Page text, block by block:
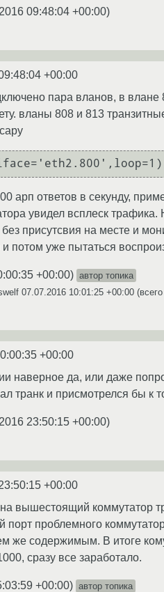
09:48:04 +00:00)
+00:00
пара вланов, в влане
вланы 808 и 813
арп ответов в секунду,
увидел всплеск
присутсвия на месте и
потом уже пытаться
+00:00) автор топика
07.07.2016 10:01:25 +00:00 (всего
+00:00
наверное да, или даже
транк и присмотрелся бы к
23:50:15 +00:00)
+00:00
вышестоящий коммутатор
порт проблемного
же содержимым. В итоге
сразу все заработало.
+00:00) автор топика